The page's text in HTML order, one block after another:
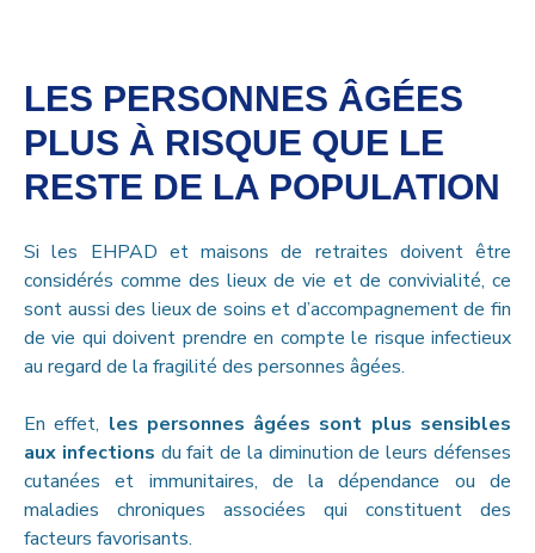
LES PERSONNES ÂGÉES
PLUS À RISQUE QUE LE
RESTE DE LA POPULATION
Si les EHPAD et maisons de retraites doivent être
considérés comme des lieux de vie et de convivialité, ce
sont aussi des lieux de soins et d’accompagnement de fin
de vie qui doivent prendre en compte le risque infectieux
au regard de la fragilité des personnes âgées.
En effet, les personnes âgées sont plus sensibles
aux infections du fait de la diminution de leurs défenses
cutanées et immunitaires, de la dépendance ou de
maladies chroniques associées qui constituent des
facteurs favorisants.